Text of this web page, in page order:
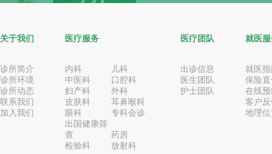
关于我们
诊所简介
诊所环境
诊所动态
联系我们
加入我们
医疗服务
内科
儿科
中医科
口腔科
妇产科
外科
皮肤科
耳鼻喉科
眼科
专科会诊
出国健康筛
查
药房
检验科
放射科
医疗团队
出诊信息
医生团队
护士团队
就医
就医
保险
在线
客户
地理